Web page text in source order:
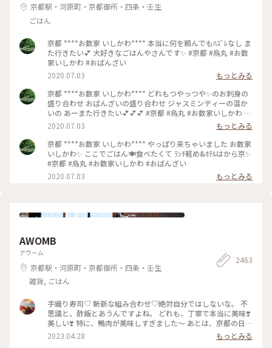
京都駅・河原町・京都御所・四条・壬生
ごはん
京都 ****お数家 いしかわ**** 本当に何を頼んでもﾊｽﾞﾚなし ま
た行きたい💕 大好きなごはんやさんです✨ #京都 #烏丸 #お数
家いしかわ #おばんざい
2020.07.03
もっとみる
京都 ****お数家 いしかわ**** どれもつやっつや✨のお刺身の
盛り合わせ おばんざいの盛り合わせ ジャスミンティーの温か
いの あーまた行きたい💕💕💕 #京都 #烏丸 #お数家いしかわ #
おばんざい #お刺身 #刺盛り #おばんざい盛り合わせ
2020.07.03
もっとみる
京都 ****お数家 いしかわ**** やっぱり来ちゃいました お数家
いしかわ✨ ここでごはん🍽️食べたくて ﾗﾝﾁ軽め&ﾎﾃﾙはから京✨
#京都 #烏丸 #お数家いしかわ #おばんざい
2020.07.03
もっとみる
AWOMB
アウーム
京都駅・河原町・京都御所・四条・壬生
雑貨, ごはん
2463
手織り寿司♡ 斬新な組み合わせ♡絶対自分ではしないな。 不
思議と、酢飯とあうんですよね。 どれも、丁寧で本当に美味❣️
美しい❣️ 特に、鴨肉が美味しすぎました〜 あとは、京都の日本
酒🍶♡ 素敵時間でした〜 #わたしのことりっぷ旅 #AWOMB #
京都 #烏丸本店 #手織り寿司
2023.04.28
もっとみる